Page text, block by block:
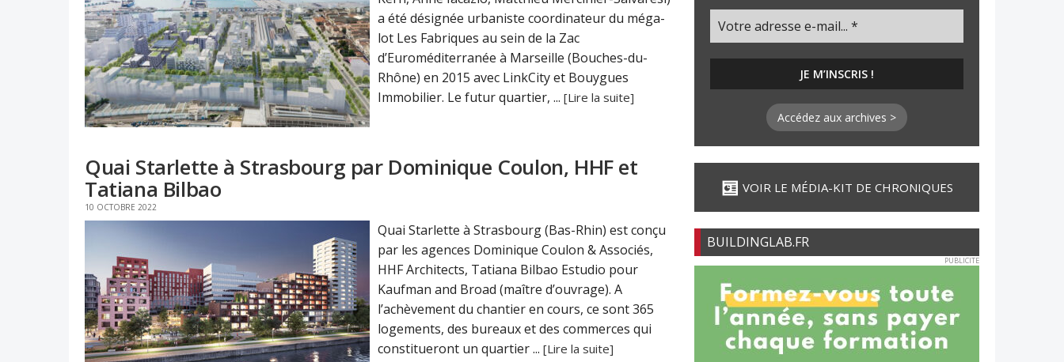
a été désignée urbaniste coordinateur du méga-
lot Les Fabriques au sein de la Zac
d’Euroméditerranée à Marseille (Bouches-du-
Rhône) en 2015 avec LinkCity et Bouygues
Immobilier. Le futur quartier, ... [Lire la suite]
Quai Starlette à Strasbourg par Dominique Coulon, HHF et
Tatiana Bilbao
10 OCTOBRE 2022
Quai Starlette à Strasbourg (Bas-Rhin) est conçu
par les agences Dominique Coulon & Associés,
HHF Architects, Tatiana Bilbao Estudio pour
Kaufman and Broad (maître d’ouvrage). A
l’achèvement du chantier en cours, ce sont 365
logements, des bureaux et des commerces qui
constitueront un quartier ... [Lire la suite]
Accédez aux archives >
VOIR LE MÉDIA-KIT DE CHRONIQUES
BUILDINGLAB.FR
PUBLICITE